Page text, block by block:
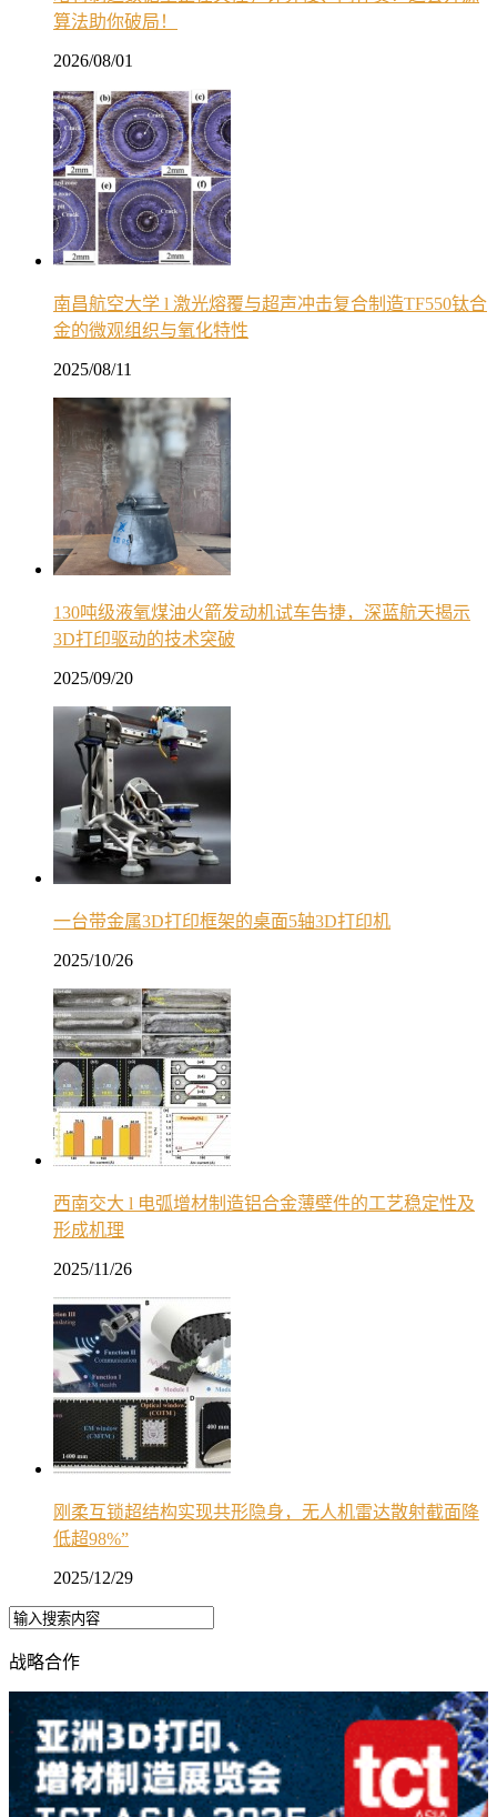
算法助你破局！
2026/08/01
南昌航空大学 l 激光熔覆与超声冲击复合制造TF550钛合
金的微观组织与氧化特性
2025/08/11
130吨级液氧煤油火箭发动机试车告捷，深蓝航天揭示
3D打印驱动的技术突破
2025/09/20
一台带金属3D打印框架的桌面5轴3D打印机
2025/10/26
西南交大 l 电弧增材制造铝合金薄壁件的工艺稳定性及
形成机理
2025/11/26
刚柔互锁超结构实现共形隐身，无人机雷达散射截面降
低超98%”
2025/12/29
战略合作